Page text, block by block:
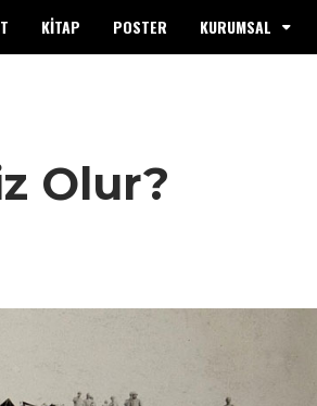
KİTAP POSTER KURUMSAL
Olur?